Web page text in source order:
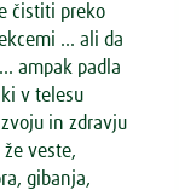
čistiti preko
... ali da
ampak padla
v telesu
in zdravju
veste,
gibanja,